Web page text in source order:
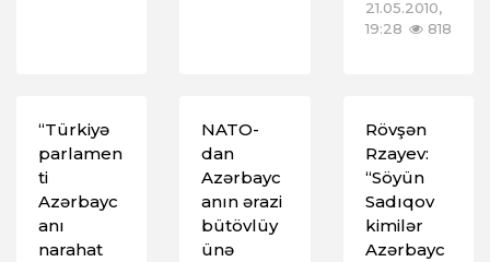
21.05.2010,
19:28
818
“Türkiyə
parlamen
ti
Azərbayc
anı
narahat
NATO-
dan
Azərbayc
anın ərazi
bütövlüy
ünə
Rövşən
Rzayev:
“Söyün
Sadıqov
kimilər
Azərbayc